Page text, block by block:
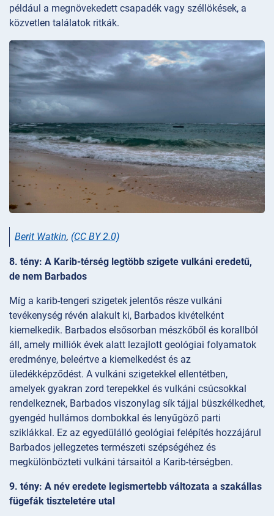
például a megnövekedett csapadék vagy széllökések, a
közvetlen találatok ritkák.
Berit Watkin, (CC BY 2.0)
8. tény: A Karib-térség legtöbb szigete vulkáni eredetű,
de nem Barbados
Míg a karib-tengeri szigetek jelentős része vulkáni
tevékenység révén alakult ki, Barbados kivételként
kiemelkedik. Barbados elsősorban mészkőből és korallból
áll, amely milliók évek alatt lezajlott geológiai folyamatok
eredménye, beleértve a kiemelkedést és az
üledékképződést. A vulkáni szigetekkel ellentétben,
amelyek gyakran zord terepekkel és vulkáni csúcsokkal
rendelkeznek, Barbados viszonylag sík tájjal büszkélkedhet,
gyengéd hullámos dombokkal és lenyűgöző parti
sziklákkal. Ez az egyedülálló geológiai felépítés hozzájárul
Barbados jellegzetes természeti szépségéhez és
megkülönbözteti vulkáni társaitól a Karib-térségben.
9. tény: A név eredete legismertebb változata a szakállas
fügefák tiszteletére utal